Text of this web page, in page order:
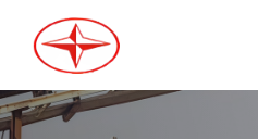
contenu